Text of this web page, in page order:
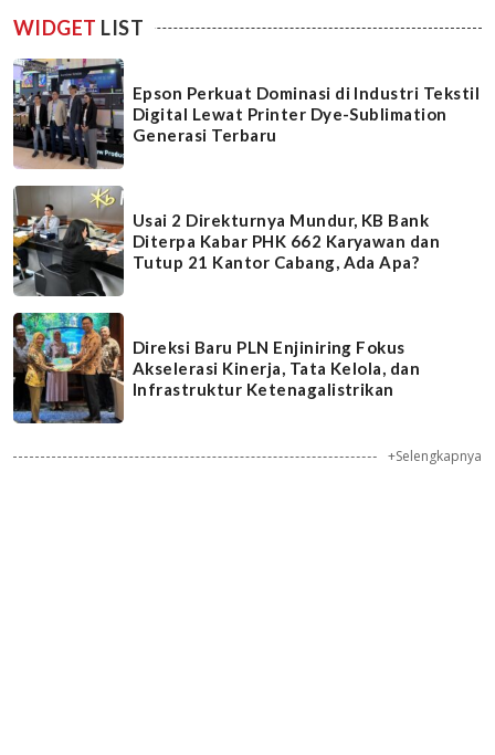
WIDGET LIST
Epson Perkuat Dominasi di Industri Tekstil
Digital Lewat Printer Dye-Sublimation
Generasi Terbaru
Usai 2 Direkturnya Mundur, KB Bank
Diterpa Kabar PHK 662 Karyawan dan
Tutup 21 Kantor Cabang, Ada Apa?
Direksi Baru PLN Enjiniring Fokus
Akselerasi Kinerja, Tata Kelola, dan
Infrastruktur Ketenagalistrikan
+Selengkapnya